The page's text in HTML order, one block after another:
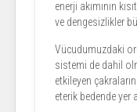
enerji akımının
ve dengesizlikler
Vücudumuzdaki
sistemi de dahil
etkileyen
eterik bedende yer